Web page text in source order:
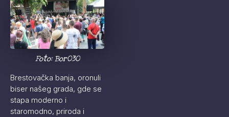
Foto: Bor030
Brestovačka banja, oronuli
biser našeg grada, gde se
stapa moderno i
staromodno, priroda i